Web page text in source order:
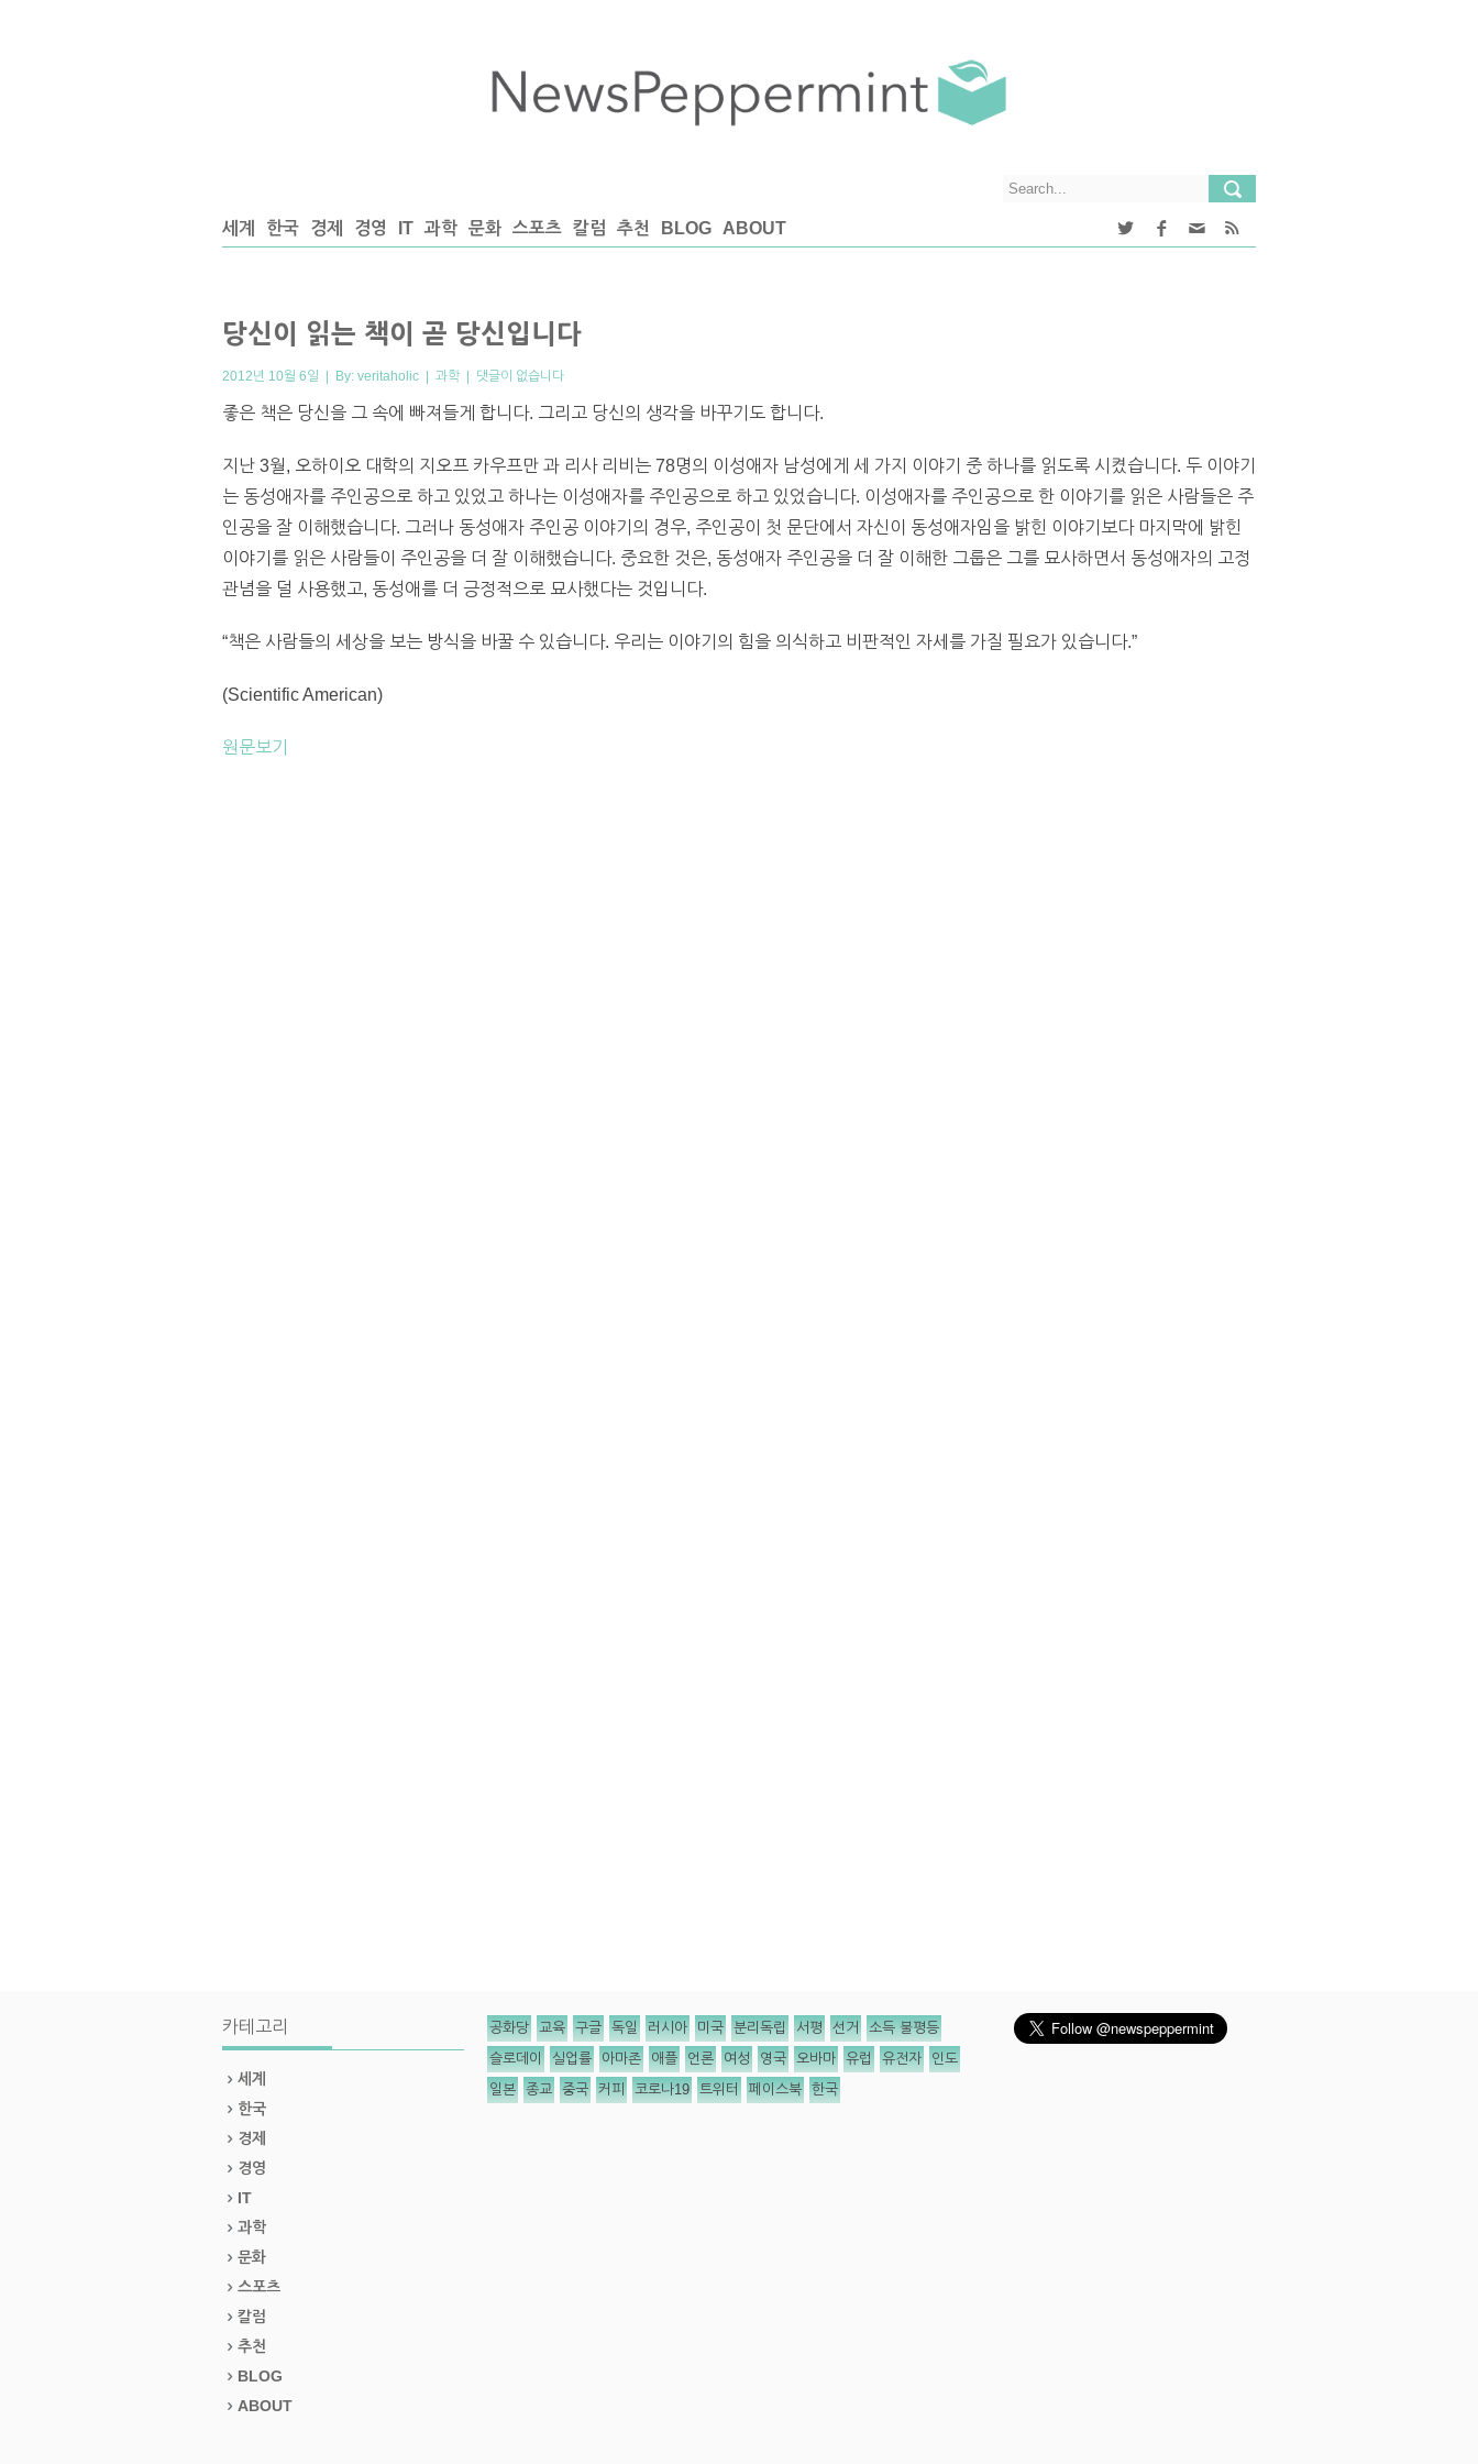
세계 한국 경제 경영 IT 과학 문화 스포츠 칼럼 추천 BLOG ABOUT
당신이 읽는 책이 곧 당신입니다
2012년 10월 6일 | By: veritaholic | 과학 | 댓글이 없습니다
좋은 책은 당신을 그 속에 빠져들게 합니다. 그리고 당신의 생각을 바꾸기도 합니다.
지난 3월, 오하이오 대학의 지오프 카우프만 과 리사 리비는 78명의 이성애자 남성에게 세 가지 이야기 중 하나를 읽도록 시켰습니다. 두 이야기
는 동성애자를 주인공으로 하고 있었고 하나는 이성애자를 주인공으로 하고 있었습니다. 이성애자를 주인공으로 한 이야기를 읽은 사람들은 주
인공을 잘 이해했습니다. 그러나 동성애자 주인공 이야기의 경우, 주인공이 첫 문단에서 자신이 동성애자임을 밝힌 이야기보다 마지막에 밝힌
이야기를 읽은 사람들이 주인공을 더 잘 이해했습니다. 중요한 것은, 동성애자 주인공을 더 잘 이해한 그룹은 그를 묘사하면서 동성애자의 고정
관념을 덜 사용했고, 동성애를 더 긍정적으로 묘사했다는 것입니다.
“책은 사람들의 세상을 보는 방식을 바꿀 수 있습니다. 우리는 이야기의 힘을 의식하고 비판적인 자세를 가질 필요가 있습니다.”
(Scientific American)
원문보기
카테고리
세계
한국
경제
경영
IT
과학
문화
스포츠
칼럼
추천
BLOG
ABOUT
공화당 교육 구글 독일 러시아 미국 분리독립 서평 선거 소득 불평등
슬로데이 실업률 아마존 애플 언론 여성 영국 오바마 유럽 유전자 인도
일본 종교 중국 커피 코로나19 트위터 페이스북 한국